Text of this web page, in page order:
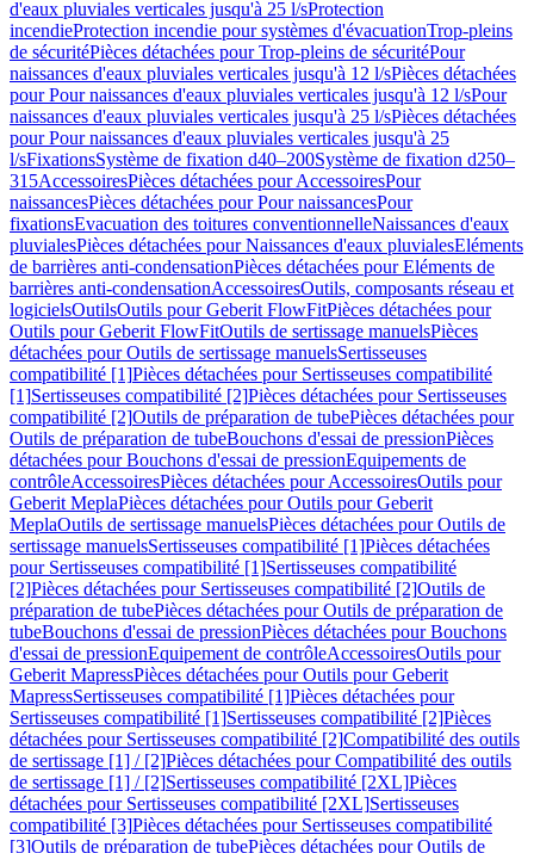
d'eaux pluviales verticales jusqu'à 25 l/sProtection
incendieProtection incendie pour systèmes d'évacuationTrop-pleins
de sécuritéPièces détachées pour Trop-pleins de sécuritéPour
naissances d'eaux pluviales verticales jusqu'à 12 l/sPièces détachées
pour Pour naissances d'eaux pluviales verticales jusqu'à 12 l/sPour
naissances d'eaux pluviales verticales jusqu'à 25 l/sPièces détachées
pour Pour naissances d'eaux pluviales verticales jusqu'à 25
l/sFixationsSystème de fixation d40–200Système de fixation d250–
315AccessoiresPièces détachées pour AccessoiresPour
naissancesPièces détachées pour Pour naissancesPour
fixationsEvacuation des toitures conventionnelleNaissances d'eaux
pluvialesPièces détachées pour Naissances d'eaux pluvialesEléments
de barrières anti-condensationPièces détachées pour Eléments de
barrières anti-condensationAccessoiresOutils, composants réseau et
logicielsOutilsOutils pour Geberit FlowFitPièces détachées pour
Outils pour Geberit FlowFitOutils de sertissage manuelsPièces
détachées pour Outils de sertissage manuelsSertisseuses
compatibilité [1]Pièces détachées pour Sertisseuses compatibilité
[1]Sertisseuses compatibilité [2]Pièces détachées pour Sertisseuses
compatibilité [2]Outils de préparation de tubePièces détachées pour
Outils de préparation de tubeBouchons d'essai de pressionPièces
détachées pour Bouchons d'essai de pressionEquipements de
contrôleAccessoiresPièces détachées pour AccessoiresOutils pour
Geberit MeplaPièces détachées pour Outils pour Geberit
MeplaOutils de sertissage manuelsPièces détachées pour Outils de
sertissage manuelsSertisseuses compatibilité [1]Pièces détachées
pour Sertisseuses compatibilité [1]Sertisseuses compatibilité
[2]Pièces détachées pour Sertisseuses compatibilité [2]Outils de
préparation de tubePièces détachées pour Outils de préparation de
tubeBouchons d'essai de pressionPièces détachées pour Bouchons
d'essai de pressionEquipement de contrôleAccessoiresOutils pour
Geberit MapressPièces détachées pour Outils pour Geberit
MapressSertisseuses compatibilité [1]Pièces détachées pour
Sertisseuses compatibilité [1]Sertisseuses compatibilité [2]Pièces
détachées pour Sertisseuses compatibilité [2]Compatibilité des outils
de sertissage [1] / [2]Pièces détachées pour Compatibilité des outils
de sertissage [1] / [2]Sertisseuses compatibilité [2XL]Pièces
détachées pour Sertisseuses compatibilité [2XL]Sertisseuses
compatibilité [3]Pièces détachées pour Sertisseuses compatibilité
[3]Outils de préparation de tubePièces détachées pour Outils de